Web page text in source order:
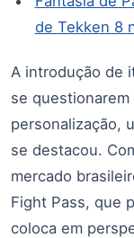
de Tekken 8
A introdução de
se
personalização,
se destacou.
mercado
Fight Pass, que
coloca em